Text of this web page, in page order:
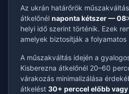
Az ukrán határőrök
átkelőnél naponta kétszer —
helyi idő szerint történik. Ezek
amelyek biztosítják a folyamatos
A műszakváltás idején a
Kisberezna átkelőnél 20–60
várakozás minimalizálása
átkelést 30+ perccel előbb